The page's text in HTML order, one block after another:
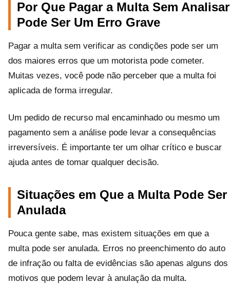
Por Que Pagar a Multa Sem Analisar
Pode Ser Um Erro Grave
Pagar a multa sem verificar as condições pode ser um
dos maiores erros que um motorista pode cometer.
Muitas vezes, você pode não perceber que a multa foi
aplicada de forma irregular.
Um pedido de recurso mal encaminhado ou mesmo um
pagamento sem a análise pode levar a consequências
irreversíveis. É importante ter um olhar crítico e buscar
ajuda antes de tomar qualquer decisão.
Situações em Que a Multa Pode Ser
Anulada
Pouca gente sabe, mas existem situações em que a
multa pode ser anulada. Erros no preenchimento do auto
de infração ou falta de evidências são apenas alguns dos
motivos que podem levar à anulação da multa.